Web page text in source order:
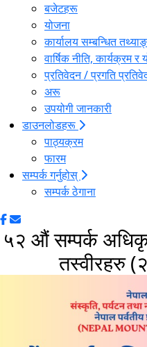
बजेटहरू
योजना
कार्यालय सम्बन्धित
वार्षिक नीति, कार्यक्रम
प्रतिवेदन / प्रगति
अरू
उपयोगी जानकारी
डाउनलोडहरू
पाठ्यक्रम
फारम
सम्पर्क गर्नुहोस्
सम्पर्क ठेगाना
५२ औं सम्पर्क
तस्वीरहरु